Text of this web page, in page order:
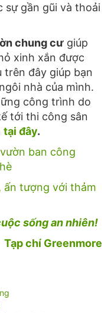
sự gần gũi và thoải
chung cư giúp
xinh xắn được
trên đây giúp bạn
nhà của mình.
công trình do
tới thi công sân
tại đây.
ban công
ấn tượng với thảm
sống an nhiên!
Tạp chí Greenmore